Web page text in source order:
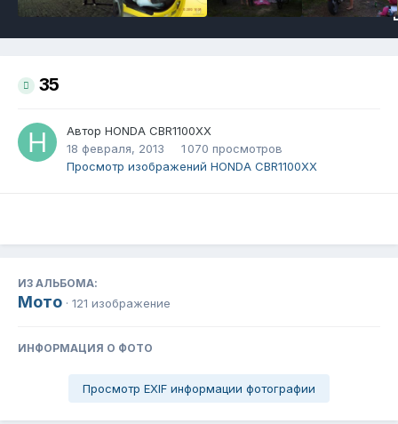
35
Автор HONDA CBR1100XX
18 февраля, 2013
1 070 просмотров
Просмотр изображений HONDA CBR1100XX
ИЗ АЛЬБОМА:
Мото · 121 изображение
ИНФОРМАЦИЯ О ФОТО
Просмотр EXIF информации фотографии